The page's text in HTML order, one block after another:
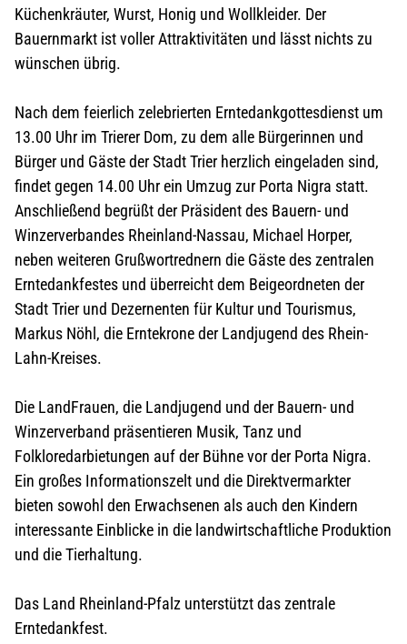
Küchenkräuter, Wurst, Honig und Wollkleider. Der
Bauernmarkt ist voller Attraktivitäten und lässt nichts zu
wünschen übrig.
Nach dem feierlich zelebrierten Erntedankgottesdienst um
13.00 Uhr im Trierer Dom, zu dem alle Bürgerinnen und
Bürger und Gäste der Stadt Trier herzlich eingeladen sind,
findet gegen 14.00 Uhr ein Umzug zur Porta Nigra statt.
Anschließend begrüßt der Präsident des Bauern- und
Winzerverbandes Rheinland-Nassau, Michael Horper,
neben weiteren Grußwortrednern die Gäste des zentralen
Erntedankfestes und überreicht dem Beigeordneten der
Stadt Trier und Dezernenten für Kultur und Tourismus,
Markus Nöhl, die Erntekrone der Landjugend des Rhein-
Lahn-Kreises.
Die LandFrauen, die Landjugend und der Bauern- und
Winzerverband präsentieren Musik, Tanz und
Folkloredarbietungen auf der Bühne vor der Porta Nigra.
Ein großes Informationszelt und die Direktvermarkter
bieten sowohl den Erwachsenen als auch den Kindern
interessante Einblicke in die landwirtschaftliche Produktion
und die Tierhaltung.
Das Land Rheinland-Pfalz unterstützt das zentrale
Erntedankfest.